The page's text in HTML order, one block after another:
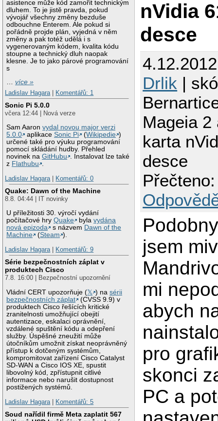
asistence může kód zamořit technickým
dluhem. To je jistě pravda, pokud
vývojář všechny změny bezduše
odbouchne Enterem. Ale pokud si
pořádně projde plán, vyjedná v něm
změny a pak totéž udělá i s
vygenerovaným kódem, kvalita kódu
stoupne a technický dluh naopak
klesne. Je to jako párové programování
s
…více »
Ladislav Hagara
Komentářů: 1
Sonic Pi 5.0.0
včera 12:44 | Nová verze
Sam Aaronvydal novou major verzi
5.0.0
aplikaceSonic Pi (Wikipedie )
určené také pro výuku programování
pomocí skládání hudby. Přehled
novinek naGitHubu . Instalovat lze také
z Flathubu .
Ladislav Hagara
Komentářů: 0
Quake: Dawn of the Machine
8.8. 04:44 | IT novinky
U příležitosti 30. výročí vydání
počítačové hryQuake bylavydána
nová epizoda
s názvem Dawn of the
Machine
(Steam ).
Ladislav Hagara
Komentářů: 9
Série bezpečnostních záplat v
produktech Cisco
7.8. 16:00 | Bezpečnostní upozornění
Vládní CERT upozorňuje (𝕏 ) nasérii
bezpečnostních záplat
(CVSS 9.9) v
produktech Cisco řešících kritické
zranitelnosti umožňující obejití
autentizace, eskalaci oprávnění,
vzdálené spuštění kódu a odepření
služby. Úspěšné zneužití může
útočníkům umožnit získat neoprávněný
přístup k dotčeným systémům,
kompromitovat zařízení Cisco Catalyst
SD-WAN a Cisco IOS XE, spustit
libovolný kód, zpřístupnit citlivé
informace nebo narušit dostupnost
postižených systémů.
Ladislav Hagara
Komentářů: 5
Soud nařídil firmě Meta zaplatit 567
nVidia
desce
Drlik |
Mageia 2
karta
desce
jsem
mi
abych
pro
skonci
PC a